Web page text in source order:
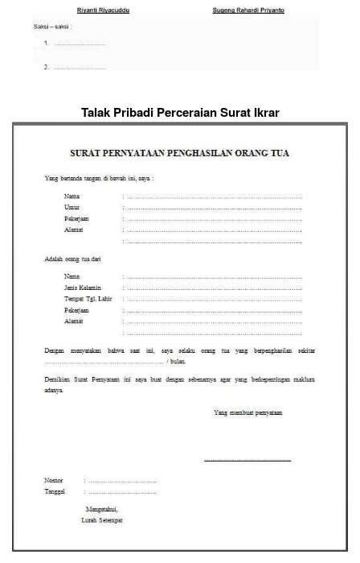
Talak Pribadi Perceraian Surat Ikrar